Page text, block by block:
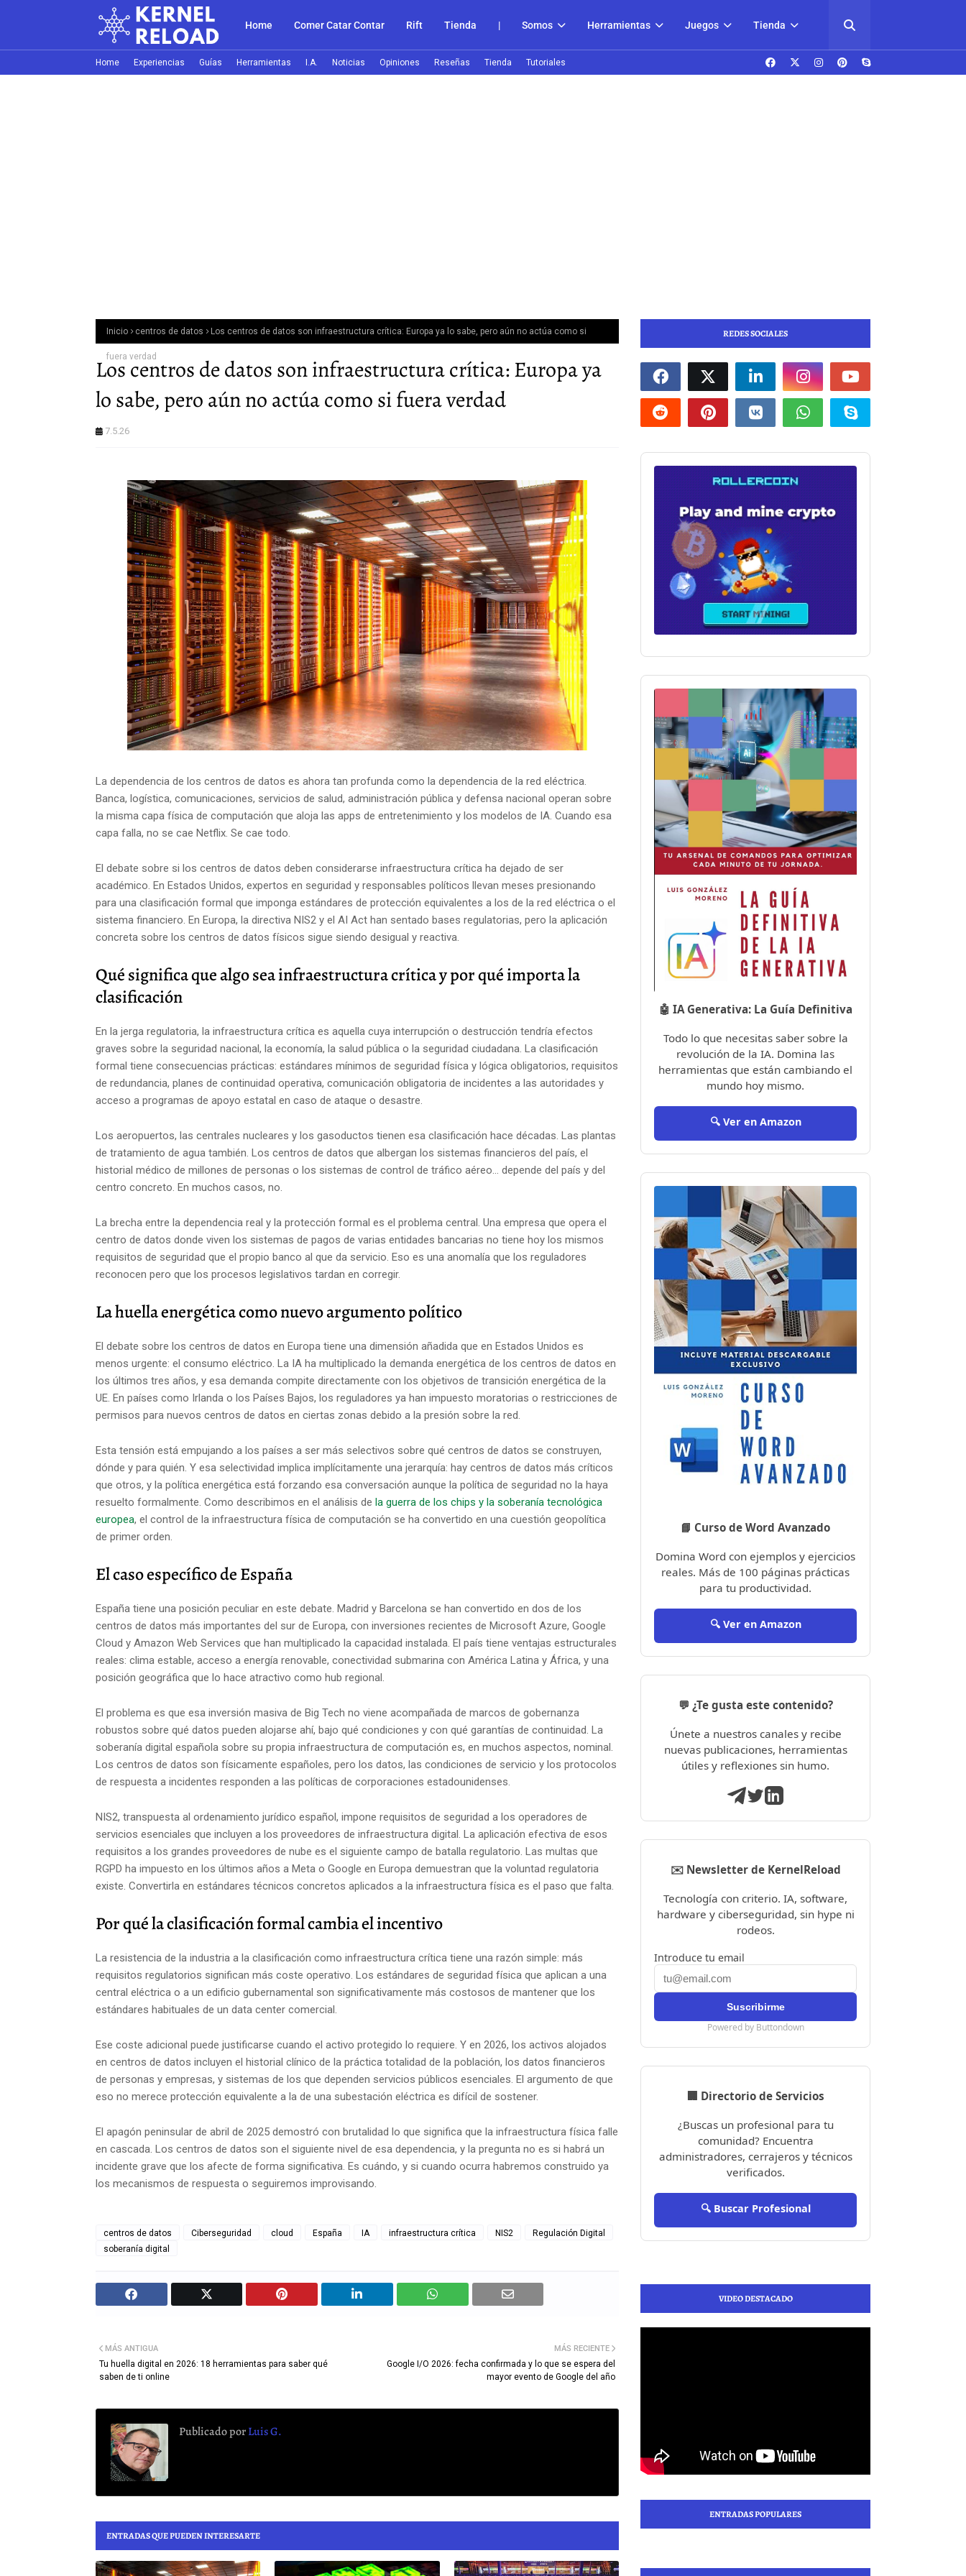
Home Comer Catar Contar Rift Tienda | Somos Herramientas Juegos Tienda
Home Experiencias Guías Herramientas I.A. Noticias Opiniones Reseñas Tienda Tutoriales
Inicio centros de datos Los centros de datos son infraestructura crítica: Europa ya lo sabe, pero aún no actúa como si
fuera verdad
Los centros de datos son infraestructura crítica: Europa ya
lo sabe, pero aún no actúa como si fuera verdad
7.5.26
La dependencia de los centros de datos es ahora tan profunda como la dependencia de la red eléctrica.
Banca, logística, comunicaciones, servicios de salud, administración pública y defensa nacional operan sobre
la misma capa física de computación que aloja las apps de entretenimiento y los modelos de IA. Cuando esa
capa falla, no se cae Netflix. Se cae todo.
El debate sobre si los centros de datos deben considerarse infraestructura crítica ha dejado de ser
académico. En Estados Unidos, expertos en seguridad y responsables políticos llevan meses presionando
para una clasificación formal que imponga estándares de protección equivalentes a los de la red eléctrica o el
sistema financiero. En Europa, la directiva NIS2 y el AI Act han sentado bases regulatorias, pero la aplicación
concreta sobre los centros de datos físicos sigue siendo desigual y reactiva.
Qué significa que algo sea infraestructura crítica y por qué importa la
clasificación
En la jerga regulatoria, la infraestructura crítica es aquella cuya interrupción o destrucción tendría efectos
graves sobre la seguridad nacional, la economía, la salud pública o la seguridad ciudadana. La clasificación
formal tiene consecuencias prácticas: estándares mínimos de seguridad física y lógica obligatorios, requisitos
de redundancia, planes de continuidad operativa, comunicación obligatoria de incidentes a las autoridades y
acceso a programas de apoyo estatal en caso de ataque o desastre.
Los aeropuertos, las centrales nucleares y los gasoductos tienen esa clasificación hace décadas. Las plantas
de tratamiento de agua también. Los centros de datos que albergan los sistemas financieros del país, el
historial médico de millones de personas o los sistemas de control de tráfico aéreo... depende del país y del
centro concreto. En muchos casos, no.
La brecha entre la dependencia real y la protección formal es el problema central. Una empresa que opera el
centro de datos donde viven los sistemas de pagos de varias entidades bancarias no tiene hoy los mismos
requisitos de seguridad que el propio banco al que da servicio. Eso es una anomalía que los reguladores
reconocen pero que los procesos legislativos tardan en corregir.
La huella energética como nuevo argumento político
El debate sobre los centros de datos en Europa tiene una dimensión añadida que en Estados Unidos es
menos urgente: el consumo eléctrico. La IA ha multiplicado la demanda energética de los centros de datos en
los últimos tres años, y esa demanda compite directamente con los objetivos de transición energética de la
UE. En países como Irlanda o los Países Bajos, los reguladores ya han impuesto moratorias o restricciones de
permisos para nuevos centros de datos en ciertas zonas debido a la presión sobre la red.
Esta tensión está empujando a los países a ser más selectivos sobre qué centros de datos se construyen,
dónde y para quién. Y esa selectividad implica implícitamente una jerarquía: hay centros de datos más críticos
que otros, y la política energética está forzando esa conversación aunque la política de seguridad no la haya
resuelto formalmente. Como describimos en el análisis de la guerra de los chips y la soberanía tecnológica
europea, el control de la infraestructura física de computación se ha convertido en una cuestión geopolítica
de primer orden.
El caso específico de España
España tiene una posición peculiar en este debate. Madrid y Barcelona se han convertido en dos de los
centros de datos más importantes del sur de Europa, con inversiones recientes de Microsoft Azure, Google
Cloud y Amazon Web Services que han multiplicado la capacidad instalada. El país tiene ventajas estructurales
reales: clima estable, acceso a energía renovable, conectividad submarina con América Latina y África, y una
posición geográfica que lo hace atractivo como hub regional.
El problema es que esa inversión masiva de Big Tech no viene acompañada de marcos de gobernanza
robustos sobre qué datos pueden alojarse ahí, bajo qué condiciones y con qué garantías de continuidad. La
soberanía digital española sobre su propia infraestructura de computación es, en muchos aspectos, nominal.
Los centros de datos son físicamente españoles, pero los datos, las condiciones de servicio y los protocolos
de respuesta a incidentes responden a las políticas de corporaciones estadounidenses.
NIS2, transpuesta al ordenamiento jurídico español, impone requisitos de seguridad a los operadores de
servicios esenciales que incluyen a los proveedores de infraestructura digital. La aplicación efectiva de esos
requisitos a los grandes proveedores de nube es el siguiente campo de batalla regulatorio. Las multas que
RGPD ha impuesto en los últimos años a Meta o Google en Europa demuestran que la voluntad regulatoria
existe. Convertirla en estándares técnicos concretos aplicados a la infraestructura física es el paso que falta.
Por qué la clasificación formal cambia el incentivo
La resistencia de la industria a la clasificación como infraestructura crítica tiene una razón simple: más
requisitos regulatorios significan más coste operativo. Los estándares de seguridad física que aplican a una
central eléctrica o a un edificio gubernamental son significativamente más costosos de mantener que los
estándares habituales de un data center comercial.
Ese coste adicional puede justificarse cuando el activo protegido lo requiere. Y en 2026, los activos alojados
en centros de datos incluyen el historial clínico de la práctica totalidad de la población, los datos financieros
de personas y empresas, y sistemas de los que dependen servicios públicos esenciales. El argumento de que
eso no merece protección equivalente a la de una subestación eléctrica es difícil de sostener.
El apagón peninsular de abril de 2025 demostró con brutalidad lo que significa que la infraestructura física falle
en cascada. Los centros de datos son el siguiente nivel de esa dependencia, y la pregunta no es si habrá un
incidente grave que los afecte de forma significativa. Es cuándo, y si cuando ocurra habremos construido ya
los mecanismos de respuesta o seguiremos improvisando.
centros de datos Ciberseguridad cloud España IA infraestructura crítica NIS2
Regulación Digital
soberanía digital
MÁS RECIENTE
Google I/O 2026: fecha confirmada y lo que se espera del
mayor evento de Google del año
MÁS ANTIGUA
Tu huella digital en 2026: 18 herramientas para saber qué
saben de ti online
Publicado porLuis G.
ENTRADAS QUE PUEDEN INTERESARTE
REDES SOCIALES
🤖 IA Generativa: La Guía Definitiva
Todo lo que necesitas saber sobre la
revolución de la IA. Domina las
herramientas que están cambiando el
mundo hoy mismo.
🔍 Ver en Amazon
📘 Curso de Word Avanzado
Domina Word con ejemplos y ejercicios
reales. Más de 100 páginas prácticas
para tu productividad.
🔍 Ver en Amazon
💬 ¿Te gusta este contenido?
Únete a nuestros canales y recibe
nuevas publicaciones, herramientas
útiles y reflexiones sin humo.
✉️ Newsletter de KernelReload
Tecnología con criterio. IA, software,
hardware y ciberseguridad, sin hype ni
rodeos.
Introduce tu email
Powered by Buttondown
🏢 Directorio de Servicios
¿Buscas un profesional para tu
comunidad? Encuentra
administradores, cerrajeros y técnicos
verificados.
🔍 Buscar Profesional
VIDEO DESTACADO
ENTRADAS POPULARES